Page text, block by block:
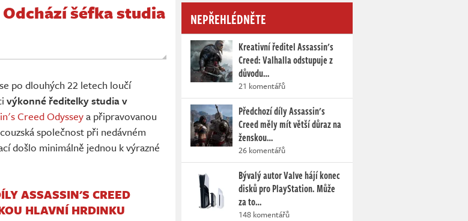
šéfka studia
po dlouhých 22 letech loučí
výkonné ředitelky studia v
Creed Odysseya připravovanou
společnost při nedávném
došlo minimálně jednou k výrazné
ASSASSIN'S CREED
HLAVNÍ HRDINKU
NEPŘEHLÉDNĚTE
Kreativní ředitel Assassin's
Creed: Valhalla odstupuje z
důvodu…
21 komentářů
Předchozí díly Assassin's
Creed měly mít větší důraz na
ženskou…
26 komentářů
Bývalý autor Valve hájí konec
disků pro PlayStation. Může
za to…
148 komentářů